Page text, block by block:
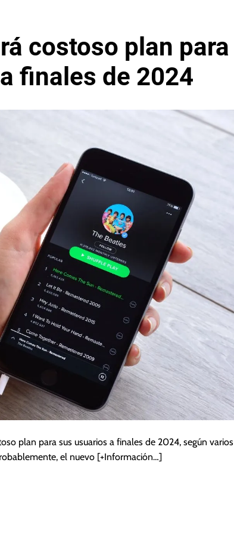
costoso plan para
finales de 2024
plan para sus usuarios a finales de 2024, según varios
el nuevo [+Información…]